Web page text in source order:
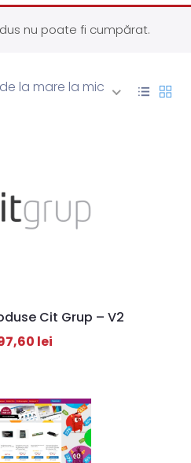
nu poate fi cumpărat.
la mare la mic
Cit Grup – V2
lei